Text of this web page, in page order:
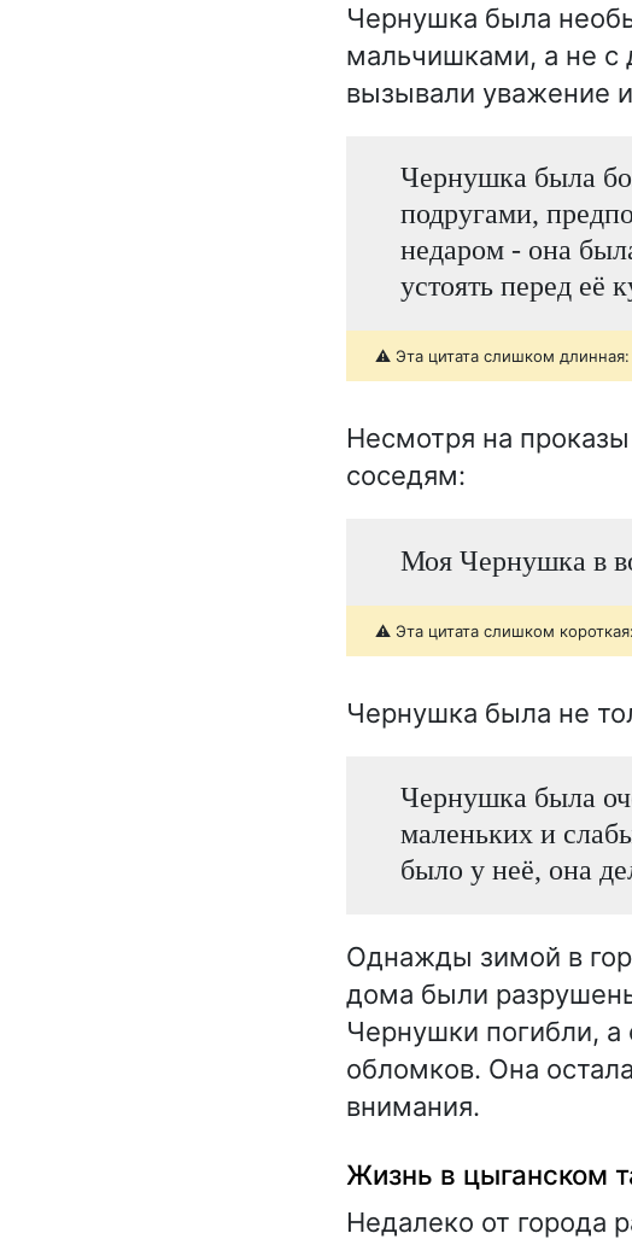
Чернушка была
мальчишками, а не с
вызывали уважение
Чернушка была
подругами,
недаром - она
устоять перед её
⚠️ Эта цитата слишком
Несмотря на
соседям:
Моя Чернушка в
⚠️ Эта цитата слишком
Чернушка была не
Чернушка была
маленьких и
было у неё, она
Однажды зимой в
дома были
Чернушки погибли,
обломков. Она
внимания.
Жизнь в цыганском
Недалеко от города